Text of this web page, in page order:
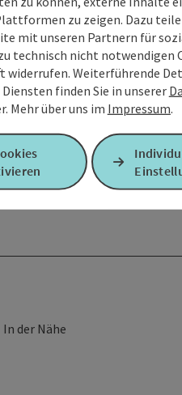
In der Nähe
zu zeigen. Dazu
mit unseren Partnern für
technisch nicht notwendigen
widerrufen. Weiterführende
finden Sie in unserer
Mehr über uns im Impressum.